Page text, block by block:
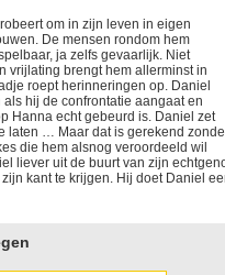
om in zijn leven in eigen
De mensen rondom hem
ja zelfs gevaarlijk. Niet
vrijlating brengt hem allerminst in
roept herinneringen op. Daniel
hij de confrontatie aangaat en
Hanna echt gebeurd is. Daniel zet
laten … Maar dat is gerekend
die hem alsnog veroordeeld wil
liever uit de buurt van zijn
kant te krijgen. Hij doet Daniel